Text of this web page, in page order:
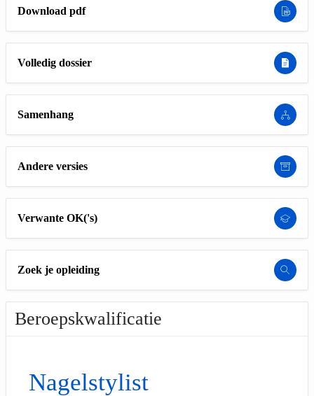
Download pdf
Volledig dossier
Samenhang
Andere versies
Verwante OK('s)
Zoek je opleiding
Beroepskwalificatie
Nagelstylist